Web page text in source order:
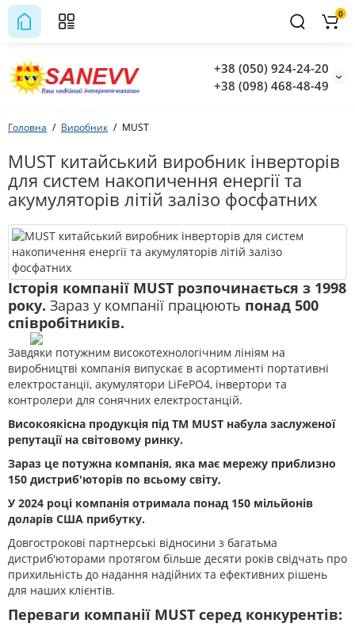
+38 (050) 924-24-20
+38 (098) 468-48-49
0
Головна Виробник MUST
MUST китайський виробник інверторів
для систем накопичення енергії та
акумуляторів літій залізо фосфатних
Історія компанії MUST розпочинається з 1998
року. Зараз у компанії працюють понад 500
співробітників.
Завдяки потужним високотехнологічним лініям на
виробництві компанія випускає в асортименті портативні
електростанції, акумулятори LiFePO4, інвертори та
контролери для сонячних електростанцій.
Високоякісна продукція під ТМ MUST набула заслуженої
репутації на світовому ринку.
Зараз це потужна компанія, яка має мережу приблизно
150 дистриб'юторів по всьому світу,
У 2024 році компанія отримала понад 150 мільйонів
доларів США прибутку.
Довгострокові партнерські відносини з багатьма
дистриб'юторами протягом більше десяти років свідчать про
прихильність до надання надійних та ефективних рішень
для наших клієнтів.
Переваги компанії MUST серед конкурентів: